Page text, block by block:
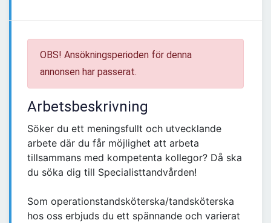
OBS! Ansökningsperioden för denna
annonsen har passerat.
Arbetsbeskrivning
Söker du ett meningsfullt och utvecklande
arbete där du får möjlighet att arbeta
tillsammans med kompetenta kollegor? Då ska
du söka dig till Specialisttandvården!
Som operationstandsköterska/tandsköterska
hos oss erbjuds du ett spännande och varierat